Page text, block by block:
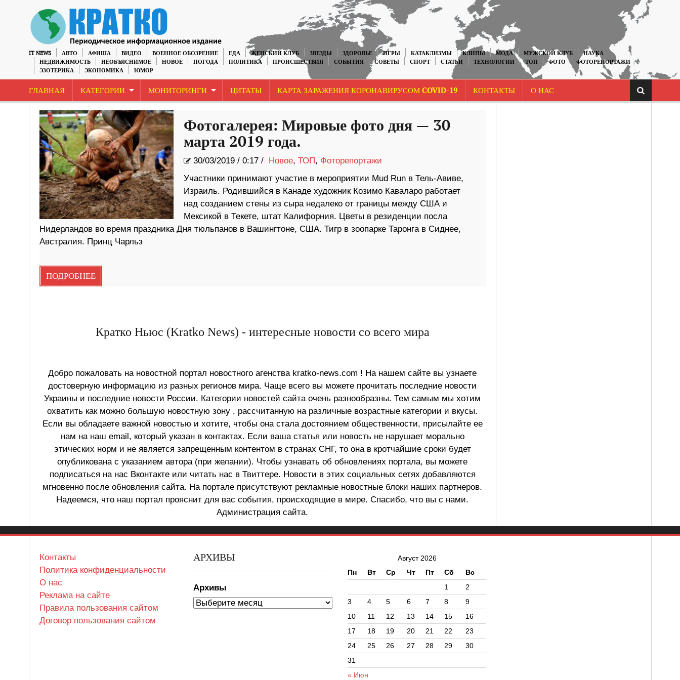
IT NEWS АВТО АФИША ВИДЕО ВОЕННОЕ ОБОЗРЕНИЕ ЕДА ЖЕНСКИЙ КЛУБ ЗВЕЗДЫ ЗДОРОВЬЕ ИГРЫ КАТАКЛИЗМЫ КЛИПЫ МОДА МУЖСКОЙ КЛУБ
НАУКА
НЕДВИЖИМОСТЬ
НЕОБЪЯСНИМОЕ НОВОЕ ПОГОДА ПОЛИТИКА ПРОИСШЕСТВИЯ СОБЫТИЯ СОВЕТЫ СПОРТ СТАТЬИ ТЕХНОЛОГИИ ТОП ФОТО
ФОТОРЕПОРТАЖИ
ЭЗОТЕРИКА
ЭКОНОМИКА ЮМОР
ГЛАВНАЯ КАТЕГОРИИ МОНИТОРИНГИ ЦИТАТЫ КАРТА ЗАРАЖЕНИЯ КОРОНАВИРУСОМ COVID-19 КОНТАКТЫ О НАС
Фотогалерея: Мировые фото дня — 30
марта 2019 года.
30/03/2019/ 0:17 / Новое, ТОП, Фоторепортажи
Участники принимают участие в мероприятии Mud Run в Тель-Авиве,
Израиль. Родившийся в Канаде художник Козимо Каваларо работает
над созданием стены из сыра недалеко от границы между США и
Мексикой в ​​Текете, штат Калифорния. Цветы в резиденции посла
Нидерландов во время праздника Дня тюльпанов в Вашингтоне, США. Тигр в зоопарке Таронга в Сиднее,
Австралия. Принц Чарльз
ПОДРОБНЕЕ
Кратко Ньюс (Kratko News) - интересные новости со всего мира
Добро пожаловать на новостной портал новостного агенства kratko-news.com ! На нашем сайте вы узнаете
достоверную информацию из разных регионов мира. Чаще всего вы можете прочитать последние новости
Украины и последние новости России. Категории новостей сайта очень разнообразны. Тем самым мы хотим
охватить как можно большую новостную зону , рассчитанную на различные возрастные категории и вкусы.
Если вы обладаете важной новостью и хотите, чтобы она стала достоянием общественности, присылайте ее
нам на наш email, который указан в контактах. Если ваша статья или новость не нарушает морально
этических норм и не является запрещенным контентом в странах СНГ, то она в кротчайшие сроки будет
опубликована с указанием автора (при желании). Чтобы узнавать об обновлениях портала, вы можете
подписаться на нас Вконтакте или читать нас в Твиттере. Новости в этих социальных сетях добавляются
мгновенно после обновления сайта. На портале присутствуют рекламные новостные блоки наших партнеров.
Надеемся, что наш портал прояснит для вас события, происходящие в мире. Спасибо, что вы с нами.
Администрация сайта.
Контакты
Политика конфиденциальности
О нас
Реклама на сайте
Правила пользования сайтом
Договор пользования сайтом
АРХИВЫ
Архивы
Август 2026
Пн
Вт Ср Чт Пт Сб Вс
« Июн
1
2
3
4 5 6 7 8
9
10
11 12 13 14 15
16
17
18 19 20 21 22
23
24
25 26 27 28 29
30
31